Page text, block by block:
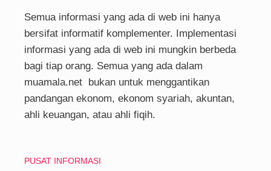
Semua informasi yang ada di web ini hanya
bersifat informatif komplementer. Implementasi
informasi yang ada di web ini mungkin berbeda
bagi tiap orang. Semua yang ada dalam
muamala.net bukan untuk menggantikan
pandangan ekonom, ekonom syariah, akuntan,
ahli keuangan, atau ahli fiqih.
PUSAT INFORMASI